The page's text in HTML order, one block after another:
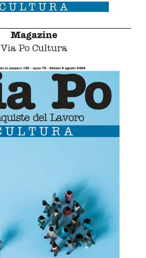
Magazine
Via Po Cultura